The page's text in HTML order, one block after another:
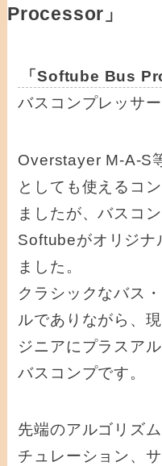
Processor」
「Softube Bus
バスコンプレッサ
Overstayer M-A-S
としても使えるコ
ましたが、バスコ
Softubeがオリジナ
ました。
クラシックなバス
ルでありながら、
ジニアにプラスア
バスコンプです。
先端のアルゴリズ
チュレーション、